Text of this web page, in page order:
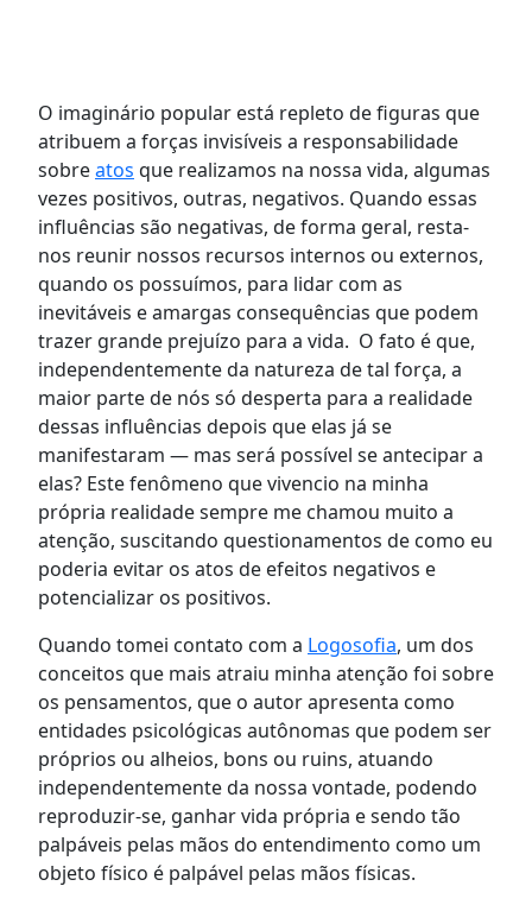
O imaginário popular está repleto de figuras que
atribuem a forças invisíveis a responsabilidade
sobreatos que realizamos na nossa vida, algumas
vezes positivos, outras, negativos. Quando essas
influências são negativas, de forma geral, resta-
nos reunir nossos recursos internos ou externos,
quando os possuímos, para lidar com as
inevitáveis e amargas consequências que podem
trazer grande prejuízo para a vida. O fato é que,
independentemente da natureza de tal força, a
maior parte de nós só desperta para a realidade
dessas influências depois que elas já se
manifestaram — mas será possível se antecipar a
elas? Este fenômeno que vivencio na minha
própria realidade sempre me chamou muito a
atenção, suscitando questionamentos de como eu
poderia evitar os atos de efeitos negativos e
potencializar os positivos.
Quando tomei contato com a Logosofia, um dos
conceitos que mais atraiu minha atenção foi sobre
os pensamentos, que o autor apresenta como
entidades psicológicas autônomas que podem ser
próprios ou alheios, bons ou ruins, atuando
independentemente da nossa vontade, podendo
reproduzir-se, ganhar vida própria e sendo tão
palpáveis pelas mãos do entendimento como um
objeto físico é palpável pelas mãos físicas.